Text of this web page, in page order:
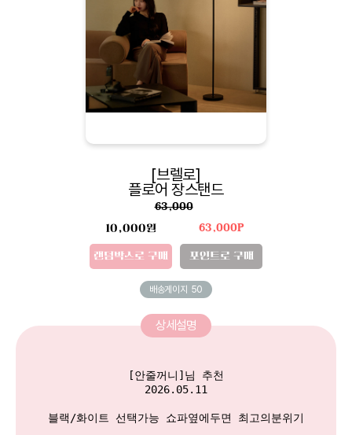
[브렐로]
플로어 장스탠드
63,000
10,000원
랜덤박스로 구매
63,000P
포인트로 구매
배송게이지 50
상세설명
[안줄꺼니]님 추천
2026.05.11
블랙/화이트 선택가능 쇼파옆에두면 최고의분위기